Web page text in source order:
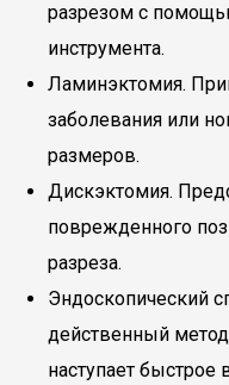
разрезом с
инструмента.
Ламинэктомия.
заболевания или
размеров.
Дискэктомия.
поврежденного
разреза.
Эндоскопический
действенный метод
наступает быстрое